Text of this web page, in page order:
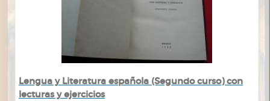
Lengua y Literatura española (Segundo curso) con
lecturas y ejercicios